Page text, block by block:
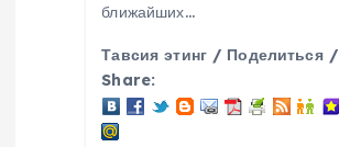
ближайших…
Тавсия этинг / Поделиться /
Share: